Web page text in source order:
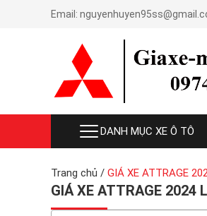
Email:
DANH MỤC XE Ô TÔ
Trang chủ / GIÁ XE ATTRAGE
GIÁ XE ATTRAGE 2024